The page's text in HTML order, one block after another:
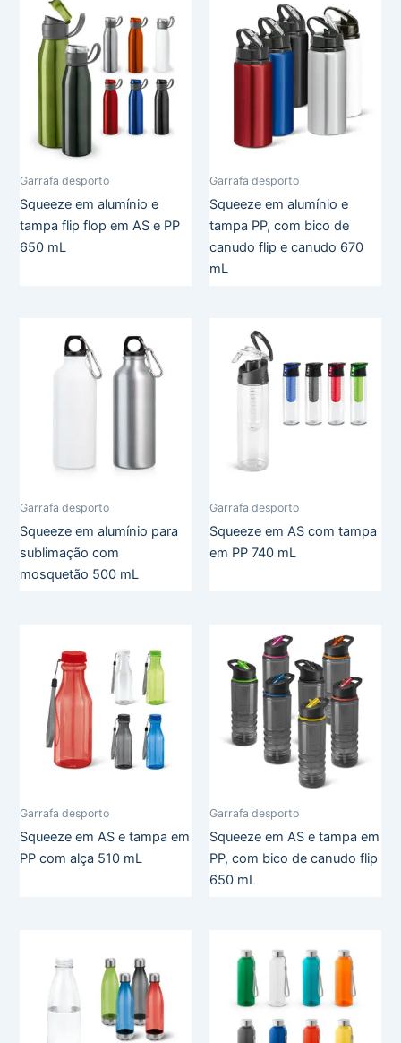
Garrafa desporto
Squeeze em alumínio e
tampa flip flop em AS e PP
650 mL
Garrafa desporto
Squeeze em alumínio e
tampa PP, com bico de
canudo flip e canudo 670
mL
Garrafa desporto
Squeeze em alumínio para
sublimação com
mosquetão 500 mL
Garrafa desporto
Squeeze em AS com tampa
em PP 740 mL
Garrafa desporto
Squeeze em AS e tampa em
PP com alça 510 mL
Garrafa desporto
Squeeze em AS e tampa em
PP, com bico de canudo flip
650 mL